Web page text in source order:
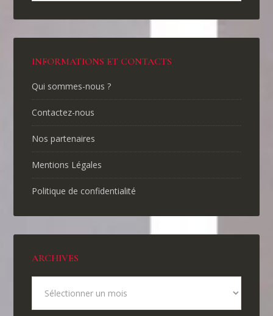
INFORMATIONS ET CONTACTS
Qui sommes-nous ?
Contactez-nous
Nos partenaires
Mentions Légales
Politique de confidentialité
ARCHIVES